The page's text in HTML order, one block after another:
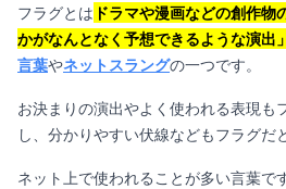
フラグとは ドラマや漫画などの創作物
かがなんとなく予想できるような演出
言葉やネットスラングの一つです。
お決まりの演出やよく使われる表現も
し、分かりやすい伏線などもフラグだ
ネット上で使われることが多い言葉で